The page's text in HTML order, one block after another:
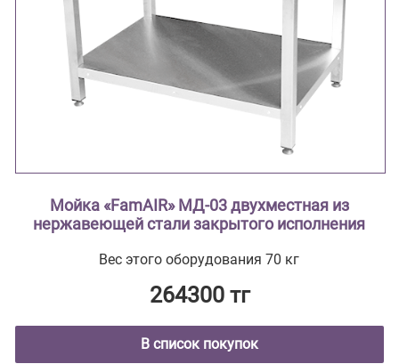
Мойка «FamAIR» МД-03 двухместная из
нержавеющей стали закрытого исполнения
Вес этого оборудования 70 кг
264300 тг
В список покупок